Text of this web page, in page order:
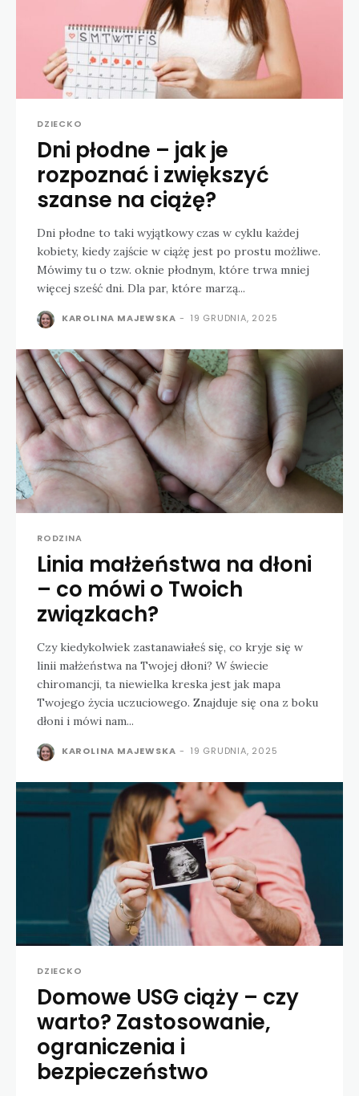
DZIECKO
Dni płodne – jak je
rozpoznać i zwiększyć
szanse na ciążę?
Dni płodne to taki wyjątkowy czas w cyklu każdej
kobiety, kiedy zajście w ciążę jest po prostu możliwe.
Mówimy tu o tzw. oknie płodnym, które trwa mniej
więcej sześć dni. Dla par, które marzą...
KAROLINA MAJEWSKA - 19 GRUDNIA, 2025
RODZINA
Linia małżeństwa na dłoni
– co mówi o Twoich
związkach?
Czy kiedykolwiek zastanawiałeś się, co kryje się w
linii małżeństwa na Twojej dłoni? W świecie
chiromancji, ta niewielka kreska jest jak mapa
Twojego życia uczuciowego. Znajduje się ona z boku
dłoni i mówi nam...
KAROLINA MAJEWSKA - 19 GRUDNIA, 2025
DZIECKO
Domowe USG ciąży – czy
warto? Zastosowanie,
ograniczenia i
bezpieczeństwo